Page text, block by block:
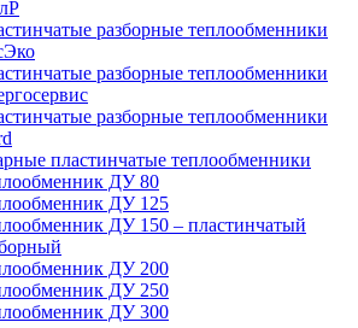
разборные теплообменники
разборные теплообменники
разборные теплообменники
пластинчатые теплообменники
ДУ 80
ДУ 125
ДУ 150 – пластинчатый
ДУ 200
ДУ 250
ДУ 300